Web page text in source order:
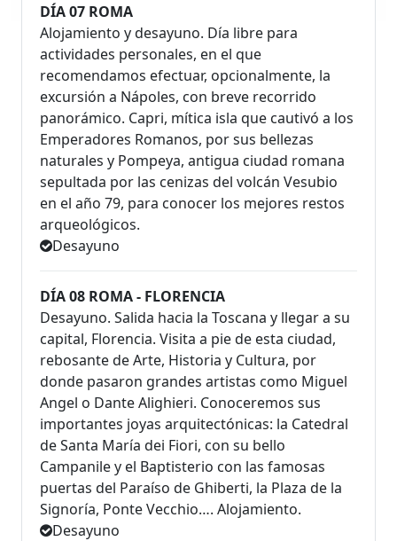
DÍA 07 ROMA
Alojamiento y desayuno. Día libre para
actividades personales, en el que
recomendamos efectuar, opcionalmente, la
excursión a Nápoles, con breve recorrido
panorámico. Capri, mítica isla que cautivó a los
Emperadores Romanos, por sus bellezas
naturales y Pompeya, antigua ciudad romana
sepultada por las cenizas del volcán Vesubio
en el año 79, para conocer los mejores restos
arqueológicos.
Desayuno
DÍA 08 ROMA - FLORENCIA
Desayuno. Salida hacia la Toscana y llegar a su
capital, Florencia. Visita a pie de esta ciudad,
rebosante de Arte, Historia y Cultura, por
donde pasaron grandes artistas como Miguel
Angel o Dante Alighieri. Conoceremos sus
importantes joyas arquitectónicas: la Catedral
de Santa María dei Fiori, con su bello
Campanile y el Baptisterio con las famosas
puertas del Paraíso de Ghiberti, la Plaza de la
Signoría, Ponte Vecchio…. Alojamiento.
Desayuno